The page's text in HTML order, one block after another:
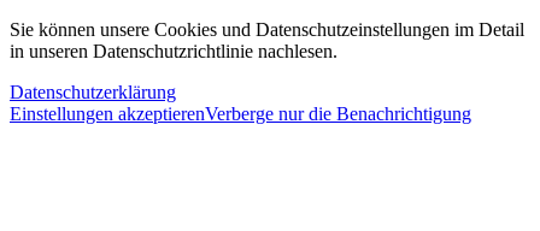
Sie können unsere Cookies und Datenschutzeinstellungen im Detail
in unseren Datenschutzrichtlinie nachlesen.
Datenschutzerklärung
Einstellungen akzeptierenVerberge nur die Benachrichtigung